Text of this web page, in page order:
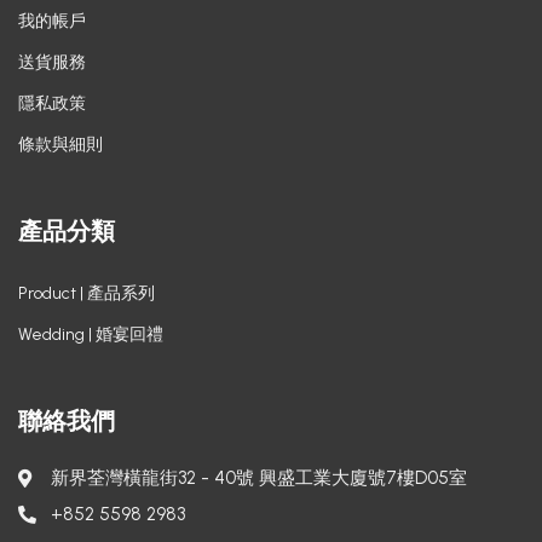
我的帳戶
送貨服務
隱私政策
條款與細則
產品分類
Product | 產品系列
Wedding | 婚宴回禮
聯絡我們
新界荃灣橫龍街32 - 40號 興盛工業大廈號7樓D05室
+852 5598 2983